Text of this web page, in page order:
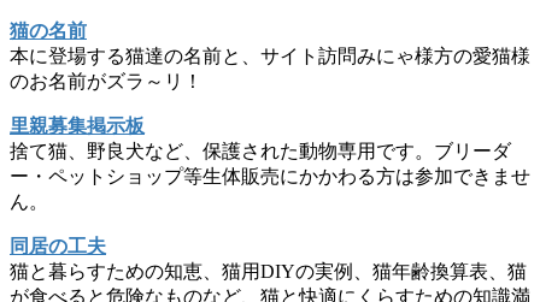
猫の名前
本に登場する猫達の名前と、サイト訪問みにゃ様方の愛猫様
のお名前がズラ～リ！
里親募集掲示板
捨て猫、野良犬など、保護された動物専用です。ブリーダ
ー・ペットショップ等生体販売にかかわる方は参加できませ
ん。
同居の工夫
猫と暮らすための知恵、猫用DIYの実例、猫年齢換算表、猫
が食べると危険なものなど、猫と快適にくらすための知識満